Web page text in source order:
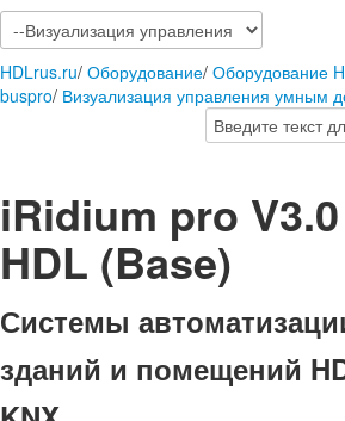
HDLrus.ru/ Оборудование/ Оборудование
buspro/ Визуализация управления умным
iRidium pro V3.0
HDL (Base)
Системы
зданий и помещений